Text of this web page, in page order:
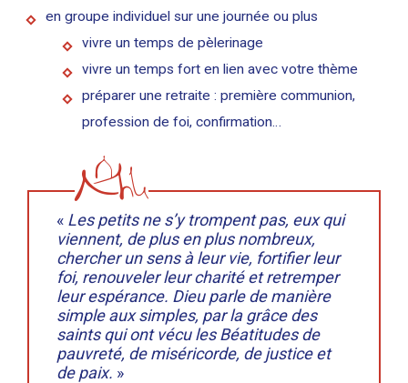
en groupe individuel sur une journée ou plus
vivre un temps de pèlerinage
vivre un temps fort en lien avec votre thème
préparer une retraite : première communion,
profession de foi, confirmation…
« Les petits ne s’y trompent pas, eux qui
viennent, de plus en plus nombreux,
chercher un sens à leur vie, fortifier leur
foi, renouveler leur charité et retremper
leur espérance. Dieu parle de manière
simple aux simples, par la grâce des
saints qui ont vécu les Béatitudes de
pauvreté, de miséricorde, de justice et
de paix. »